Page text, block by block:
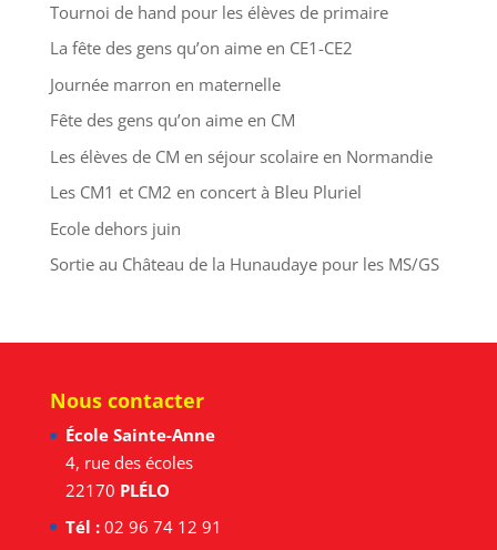
Tournoi de hand pour les élèves de primaire
La fête des gens qu’on aime en CE1-CE2
Journée marron en maternelle
Fête des gens qu’on aime en CM
Les élèves de CM en séjour scolaire en Normandie
Les CM1 et CM2 en concert à Bleu Pluriel
Ecole dehors juin
Sortie au Château de la Hunaudaye pour les MS/GS
Nous contacter
École Sainte-Anne
4, rue des écoles
22170 PLÉLO
Tél :02 96 74 12 91